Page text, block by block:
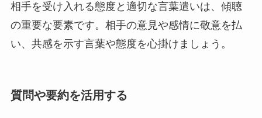
相手を受け入れる態度と適切な言葉遣いは、傾聴
の重要な要素です。相手の意見や感情に敬意を払
い、共感を示す言葉や態度を心掛けましょう。
質問や要約を活用する